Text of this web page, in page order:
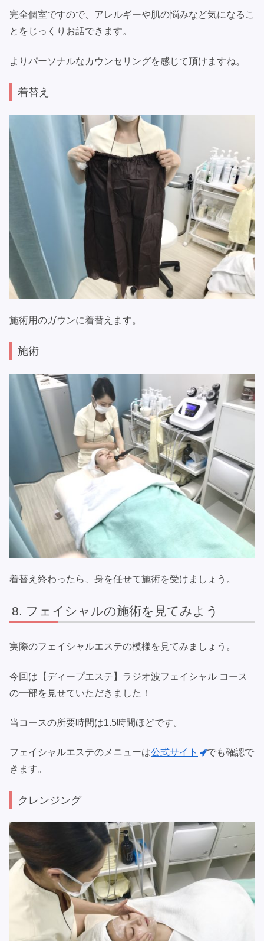
完全個室ですので、アレルギーや肌の悩みなど気になるこ
とをじっくりお話できます。
よりパーソナルなカウンセリングを感じて頂けますね。
着替え
施術用のガウンに着替えます。
施術
着替え終わったら、身を任せて施術を受けましょう。
フェイシャルの施術を見てみよう
実際のフェイシャルエステの模様を見てみましょう。
今回は【ディープエステ】ラジオ波フェイシャル コース
の一部を見せていただきました！
当コースの所要時間は1.5時間ほどです。
フェイシャルエステのメニューは公式サイト
でも確認で
きます。
クレンジング